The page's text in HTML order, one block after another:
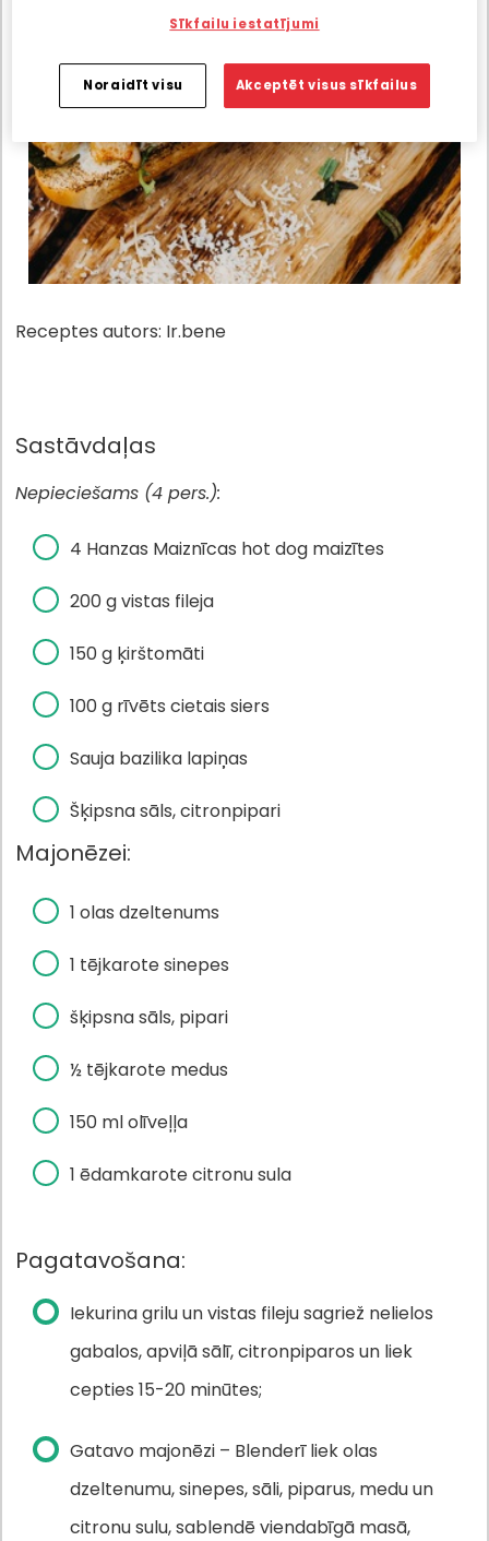
Receptes autors: Ir.bene
Sastāvdaļas
Nepieciešams (4 pers.):
4 Hanzas Maiznīcas hot dog maizītes
200 g vistas fileja
150 g ķirštomāti
100 g rīvēts cietais siers
Sauja bazilika lapiņas
Šķipsna sāls, citronpipari
Majonēzei:
1 olas dzeltenums
1 tējkarote sinepes
šķipsna sāls, pipari
½ tējkarote medus
150 ml olīveļļa
1 ēdamkarote citronu sula
Pagatavošana:
Iekurina grilu un vistas fileju sagriež nelielos
gabalos, apviļā sālī, citronpiparos un liek
cepties 15-20 minūtes;
Gatavo majonēzi – Blenderī liek olas
dzeltenumu, sinepes, sāli, piparus, medu un
citronu sulu, sablendē viendabīgā masā,
Sīkfailu iestatījumi
Noraidīt visu Akceptēt visus sīkfailus